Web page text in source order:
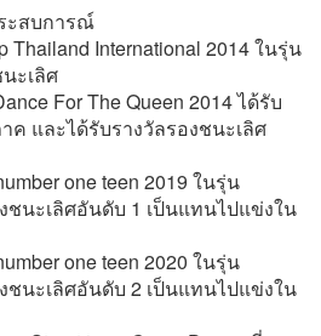
ะสบการณ์
Thailand International 2014 ในรุ่น
ะเลิศ
For The Queen 2014 ได้รับ
ค และได้รับรางวัลรองชนะเลิศ
one teen 2019 ในรุ่น
ชนะเลิศอันดับ 1 เป็นแทนไปแข่งใน
one teen 2020 ในรุ่น
ชนะเลิศอันดับ 2 เป็นแทนไปแข่งใน